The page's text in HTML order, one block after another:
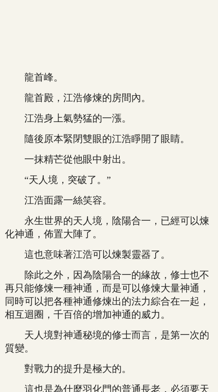
龍首峰。
龍首殿，江浩修煉的房間內。
江浩身上氣勢猛的一漲。
隨後原本緊閉雙眼的江浩睜開了眼睛。
一抹精芒從他眼中射出。
“天人境，突破了。”
江浩面露一絲笑容。
永生世界的天人境，陰陽合一，已經可以煉
化神通，佈置大陣了。
這也意味著江浩可以煉製靈器了。
除此之外，因為陰陽合一的緣故，修士也不
再只能修煉一種神通，而是可以修煉大量神通，
同時可以把各種神通修煉出的法力綜合在一起，
相互迴圈，千百倍的增加神通的威力。
天人境對神通秘境的修士而言，是第一次的
質變。
對戰力的提升是極大的。
這也是為什麼羽化門的普通長老，必須要天